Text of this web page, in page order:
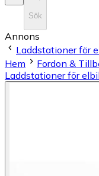
Sök
Annons
Laddstationer för
Hem
Fordon &
Laddstationer för elbil